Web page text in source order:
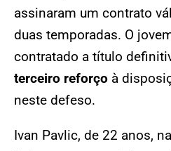
assinaram um contrato
duas temporadas. O
contratado a título
terceiro reforço à
neste defeso.
Ivan Pavlic, de 22 anos,